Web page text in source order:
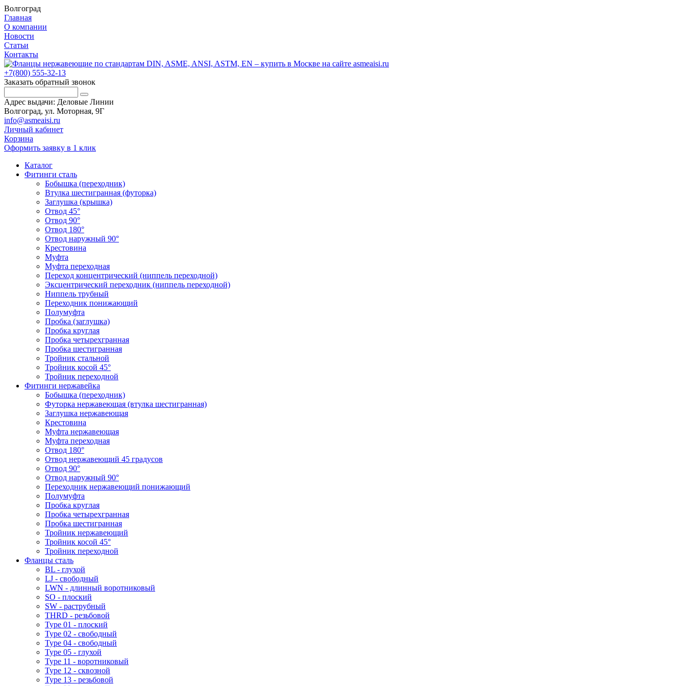
Волгоград
Главная
О компании
Новости
Статьи
Контакты
+7(800) 555-32-13
Заказать обратный звонок
Адрес выдачи: Деловые Линии
Волгоград, ул. Моторная, 9Г
info@asmeaisi.ru
Личный кабинет
Корзина
Оформить заявку в 1 клик
Каталог
Фитинги сталь
Бобышка (переходник)
Втулка шестигранная (футорка)
Заглушка (крышка)
Отвод 45°
Отвод 90°
Отвод 180°
Отвод наружный 90°
Крестовина
Муфта
Муфта переходная
Переход концентрический (ниппель переходной)
Эксцентрический переходник (ниппель переходной)
Ниппель трубный
Переходник понижающий
Полумуфта
Пробка (заглушка)
Пробка круглая
Пробка четырехгранная
Пробка шестигранная
Тройник стальной
Тройник косой 45°
Тройник переходной
Фитинги нержавейка
Бобышка (переходник)
Футорка нержавеющая (втулка шестигранная)
Заглушка нержавеющая
Крестовина
Муфта нержавеющая
Муфта переходная
Отвод 180°
Отвод нержавеющий 45 градусов
Отвод 90°
Отвод наружный 90°
Переходник нержавеющий понижающий
Полумуфта
Пробка круглая
Пробка четырехгранная
Пробка шестигранная
Тройник нержавеющий
Тройник косой 45°
Тройник переходной
Фланцы сталь
BL - глухой
LJ - свободный
LWN - длинный воротниковый
SO - плоский
SW - раструбный
THRD - резьбовой
Type 01 - плоский
Type 02 - свободный
Type 04 - свободный
Type 05 - глухой
Type 11 - воротниковый
Type 12 - сквозной
Type 13 - резьбовой